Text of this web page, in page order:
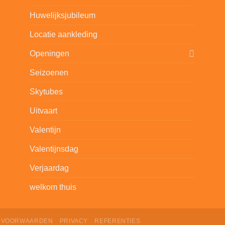
Huwelijksjubileum
Locatie aankleding
Openingen
Seizoenen
Skytubes
Uitvaart
Valentijn
Valentijnsdag
Verjaardag
welkom thuis
VOORWAARDEN PRIVACY REFERENTIES